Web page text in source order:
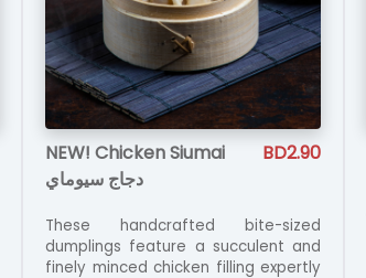
NEW! Chicken Siumai
دجاج سيوماي
BD2.90
These handcrafted bite-sized
dumplings feature a succulent and
finely minced chicken filling expertly